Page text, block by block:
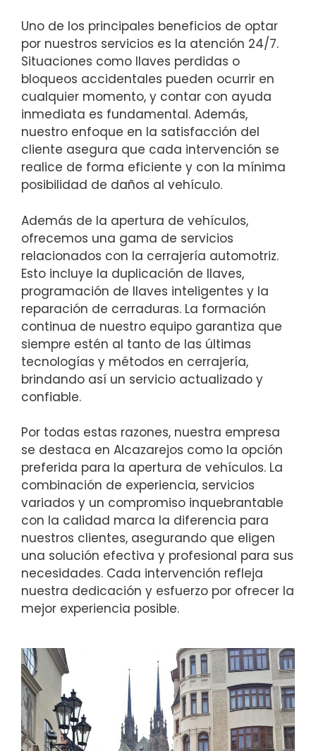
Uno de los principales beneficios de optar
por nuestros servicios es la atención 24/7.
Situaciones como llaves perdidas o
bloqueos accidentales pueden ocurrir en
cualquier momento, y contar con ayuda
inmediata es fundamental. Además,
nuestro enfoque en la satisfacción del
cliente asegura que cada intervención se
realice de forma eficiente y con la mínima
posibilidad de daños al vehículo.
Además de la apertura de vehículos,
ofrecemos una gama de servicios
relacionados con la cerrajería automotriz.
Esto incluye la duplicación de llaves,
programación de llaves inteligentes y la
reparación de cerraduras. La formación
continua de nuestro equipo garantiza que
siempre estén al tanto de las últimas
tecnologías y métodos en cerrajería,
brindando así un servicio actualizado y
confiable.
Por todas estas razones, nuestra empresa
se destaca en Alcazarejos como la opción
preferida para la apertura de vehículos. La
combinación de experiencia, servicios
variados y un compromiso inquebrantable
con la calidad marca la diferencia para
nuestros clientes, asegurando que eligen
una solución efectiva y profesional para sus
necesidades. Cada intervención refleja
nuestra dedicación y esfuerzo por ofrecer la
mejor experiencia posible.